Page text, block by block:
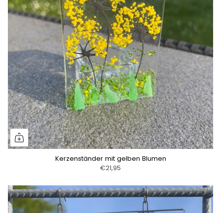
Kerzenständer mit gelben Blumen
€21,95